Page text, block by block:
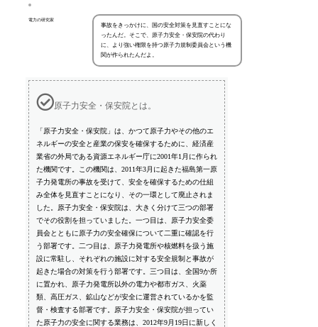
電力の研究家
事故をきっかけに、国の安全対策を見直すことにな
ったんだ。そこで、原子力安全・保安院の代わり
に、より強い権限を持つ原子力規制委員会という機
関が作られたんだよ。
原子力安全・保安院とは。
「原子力安全・保安院」は、かつて原子力やその他のエ
ネルギーの安全と産業の保安を確保するために、経済産
業省の外局である資源エネルギー庁に2001年1月に作られ
た機関です。この機関は、2011年3月に起きた福島第一原
子力発電所の事故を受けて、安全を確保するための仕組
み全体を見直すことになり、その一環として廃止されま
した。原子力安全・保安院は、大きく分けて三つの部署
でその役割を担っていました。一つ目は、原子力安全委
員会とともに原子力の安全確保について二重に確認を行
う部署です。二つ目は、原子力発電所や核燃料を扱う施
設に常駐し、それぞれの施設に対する安全規制と事故が
起きた場合の対策を行う部署です。三つ目は、全国9か所
に置かれ、原子力発電所以外の電力や都市ガス、火薬
類、高圧ガス、鉱山などが安全に運営されているかを監
督・検査する部署です。原子力安全・保安院が担ってい
た原子力の安全に関する業務は、2012年9月19日に新しく